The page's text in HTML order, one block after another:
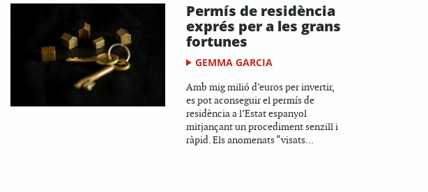
Permís de residència
exprés per a les grans
fortunes
GEMMA GARCIA
Amb mig milió d’euros per invertir,
es pot aconseguir el permís de
residència a l’Estat espanyol
mitjançant un procediment senzill i
ràpid. Els anomenats “visats...